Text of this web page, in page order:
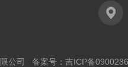
公司 备案号： 吉ICP备